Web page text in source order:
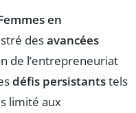
en
desavancées
de l’entrepreneuriat
défis persistantstels
limité aux